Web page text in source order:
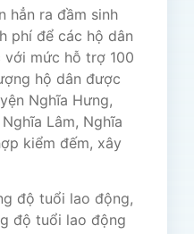
hẳn ra đầm sinh
phí để các hộ dân
với mức hỗ trợ 100
hộ dân được
Nghĩa Hưng,
Lâm, Nghĩa
kiểm đếm, xây
độ tuổi lao động,
độ tuổi lao động